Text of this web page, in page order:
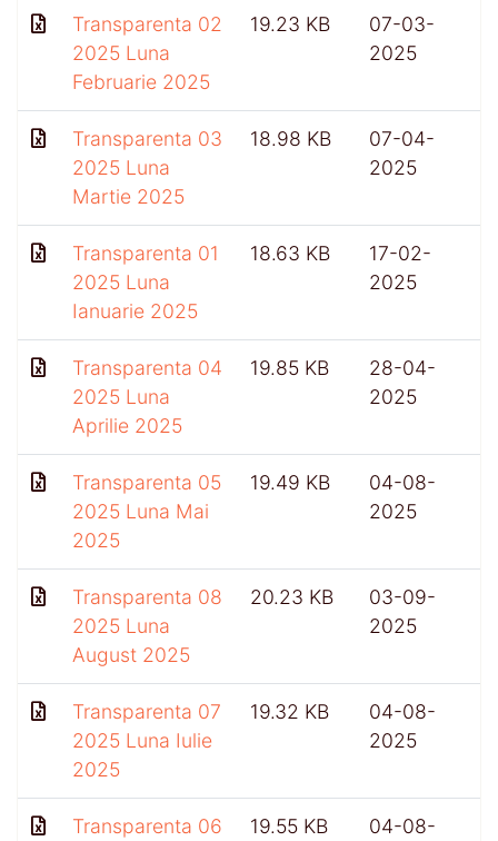
Transparenta 02
2025 Luna
Februarie 2025
19.23 KB
07-03-
2025
Transparenta 03
2025 Luna
Martie 2025
18.98 KB
07-04-
2025
Transparenta 01
2025 Luna
Ianuarie 2025
18.63 KB
17-02-
2025
Transparenta 04
2025 Luna
Aprilie 2025
19.85 KB
28-04-
2025
Transparenta 05
2025 Luna Mai
2025
19.49 KB
04-08-
2025
Transparenta 08
2025 Luna
August 2025
20.23 KB
03-09-
2025
Transparenta 07
2025 Luna Iulie
2025
19.32 KB
04-08-
2025
Transparenta 06
19.55 KB
04-08-